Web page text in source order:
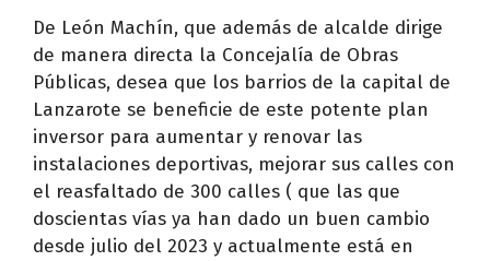
De León Machín, que además de alcalde dirige
de manera directa la Concejalía de Obras
Públicas, desea que los barrios de la capital de
Lanzarote se beneficie de este potente plan
inversor para aumentar y renovar las
instalaciones deportivas, mejorar sus calles con
el reasfaltado de 300 calles ( que las que
doscientas vías ya han dado un buen cambio
desde julio del 2023 y actualmente está en